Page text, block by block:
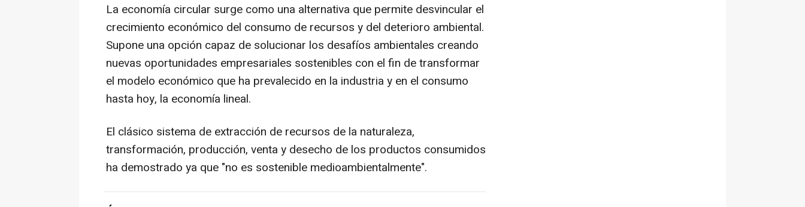
La economía circular surge como una alternativa que permite desvincular el
crecimiento económico del consumo de recursos y del deterioro ambiental.
Supone una opción capaz de solucionar los desafíos ambientales creando
nuevas oportunidades empresariales sostenibles con el fin de transformar
el modelo económico que ha prevalecido en la industria y en el consumo
hasta hoy, la economía lineal.
El clásico sistema de extracción de recursos de la naturaleza,
transformación, producción, venta y desecho de los productos consumidos
ha demostrado ya que "no es sostenible medioambientalmente".